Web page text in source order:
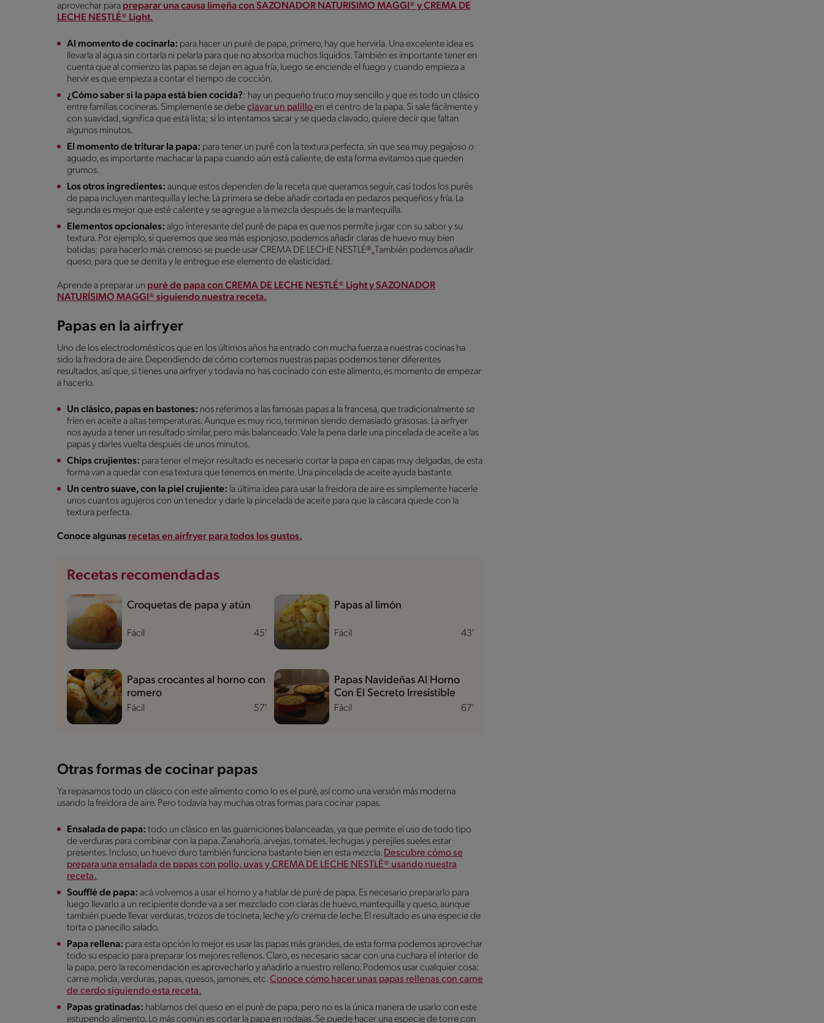
aprovechar para preparar una causa limeña con SAZONADOR NATURISIMO MAGGI® y CREMA DE
LECHE NESTLÉ® Light.
Al momento de cocinarla: para hacer un puré de papa, primero, hay que hervirla. Una excelente idea es
llevarla al agua sin cortarla ni pelarla para que no absorba muchos líquidos. También es importante tener en
cuenta que al comienzo las papas se dejan en agua fría, luego se enciende el fuego y cuando empieza a
hervir es que empieza a contar el tiempo de cocción.
¿Cómo saber si la papa está bien cocida?: hay un pequeño truco muy sencillo y que es todo un clásico
entre familias cocineras. Simplemente se debeclavar un palilloen el centro de la papa. Si sale fácilmente y
con suavidad, significa que está lista; si lo intentamos sacar y se queda clavado, quiere decir que faltan
algunos minutos.
El momento de triturar la papa: para tener un puré con la textura perfecta, sin que sea muy pegajoso o
aguado, es importante machacar la papa cuando aún está caliente, de esta forma evitamos que queden
grumos.
Los otros ingredientes: aunque estos dependen de la receta que queramos seguir, casi todos los purés
de papa incluyen mantequilla y leche. La primera se debe añadir cortada en pedazos pequeños y fría. La
segunda es mejor que esté caliente y se agregue a la mezcla después de la mantequilla.
Elementos opcionales: algo interesante del puré de papa es que nos permite jugar con su sabor y su
textura. Por ejemplo, si queremos que sea más esponjoso, podemos añadir claras de huevo muy bien
batidas; para hacerlo más cremoso se puede usar CREMA DE LECHE NESTLÉ®. También podemos añadir
queso, para que se derrita y le entregue ese elemento de elasticidad.
Aprende a preparar un puré de papa con CREMA DE LECHE NESTLÉ® Light y SAZONADOR
NATURÍSIMO MAGGI® siguiendo nuestra receta.
Papas en la airfryer
Uno de los electrodomésticos que en los últimos años ha entrado con mucha fuerza a nuestras cocinas ha
sido la freidora de aire. Dependiendo de cómo cortemos nuestras papas podemos tener diferentes
resultados, así que, si tienes una airfryer y todavía no has cocinado con este alimento, es momento de empezar
a hacerlo.
Un clásico, papas en bastones: nos referimos a las famosas papas a la francesa, que tradicionalmente se
fríen en aceite a altas temperaturas. Aunque es muy rico, terminan siendo demasiado grasosas. La airfryer
nos ayuda a tener un resultado similar, pero más balanceado. Vale la pena darle una pincelada de aceite a las
papas y darles vuelta después de unos minutos.
Chips crujientes: para tener el mejor resultado es necesario cortar la papa en capas muy delgadas, de esta
forma van a quedar con esa textura que tenemos en mente. Una pincelada de aceite ayuda bastante.
Un centro suave, con la piel crujiente: la última idea para usar la freidora de aire es simplemente hacerle
unos cuantos agujeros con un tenedor y darle la pincelada de aceite para que la cáscara quede con la
textura perfecta.
Conoce algunas recetas en airfryer para todos los gustos.
Recetas recomendadas
Fácil 45'
Croquetas de papa y atún
Fácil 43'
Papas al limón
Fácil 57'
Papas crocantes al horno con
romero
Fácil 67'
Papas Navideñas Al Horno
Con El Secreto Irresistible
Otras formas de cocinar papas
Ya repasamos todo un clásico con este alimento como lo es el puré, así como una versión más moderna
usando la freidora de aire. Pero todavía hay muchas otras formas para cocinar papas.
Ensalada de papa: todo un clásico en las guarniciones balanceadas, ya que permite el uso de todo tipo
de verduras para combinar con la papa. Zanahoria, arvejas, tomates, lechugas y perejiles sueles estar
presentes. Incluso, un huevo duro también funciona bastante bien en esta mezcla. Descubre cómo se
prepara una ensalada de papas con pollo, uvas y CREMA DE LECHE NESTLÉ® usando nuestra
receta.
Soufflé de papa: acá volvemos a usar el horno y a hablar de puré de papa. Es necesario prepararlo para
luego llevarlo a un recipiente donde va a ser mezclado con claras de huevo, mantequilla y queso, aunque
también puede llevar verduras, trozos de tocineta, leche y/o crema de leche. El resultado es una especie de
torta o panecillo salado.
Papa rellena: para esta opción lo mejor es usar las papas más grandes, de esta forma podemos aprovechar
todo su espacio para preparar los mejores rellenos. Claro, es necesario sacar con una cuchara el interior de
la papa, pero la recomendación es aprovecharlo y añadirlo a nuestro relleno. Podemos usar cualquier cosa:
carne molida, verduras, papas, quesos, jamones, etc.Conoce cómo hacer unas papas rellenas con carne
de cerdo siguiendo esta receta.
Papas gratinadas: hablamos del queso en el puré de papa, pero no es la única manera de usarlo con este
estupendo alimento. Lo más común es cortar la papa en rodajas. Se puede hacer una especie de torre con